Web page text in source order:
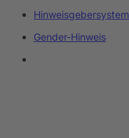
Hinweisgebersystem
Gender-Hinweis